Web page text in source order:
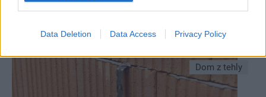
Data Deletion Data Access Privacy Policy
Sú parné hrnce na ústupe? Čo ukázal redakčný
Dom z tehly